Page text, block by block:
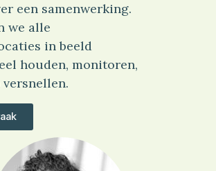
een samenwerking.
we alle
in beeld
houden, monitoren,